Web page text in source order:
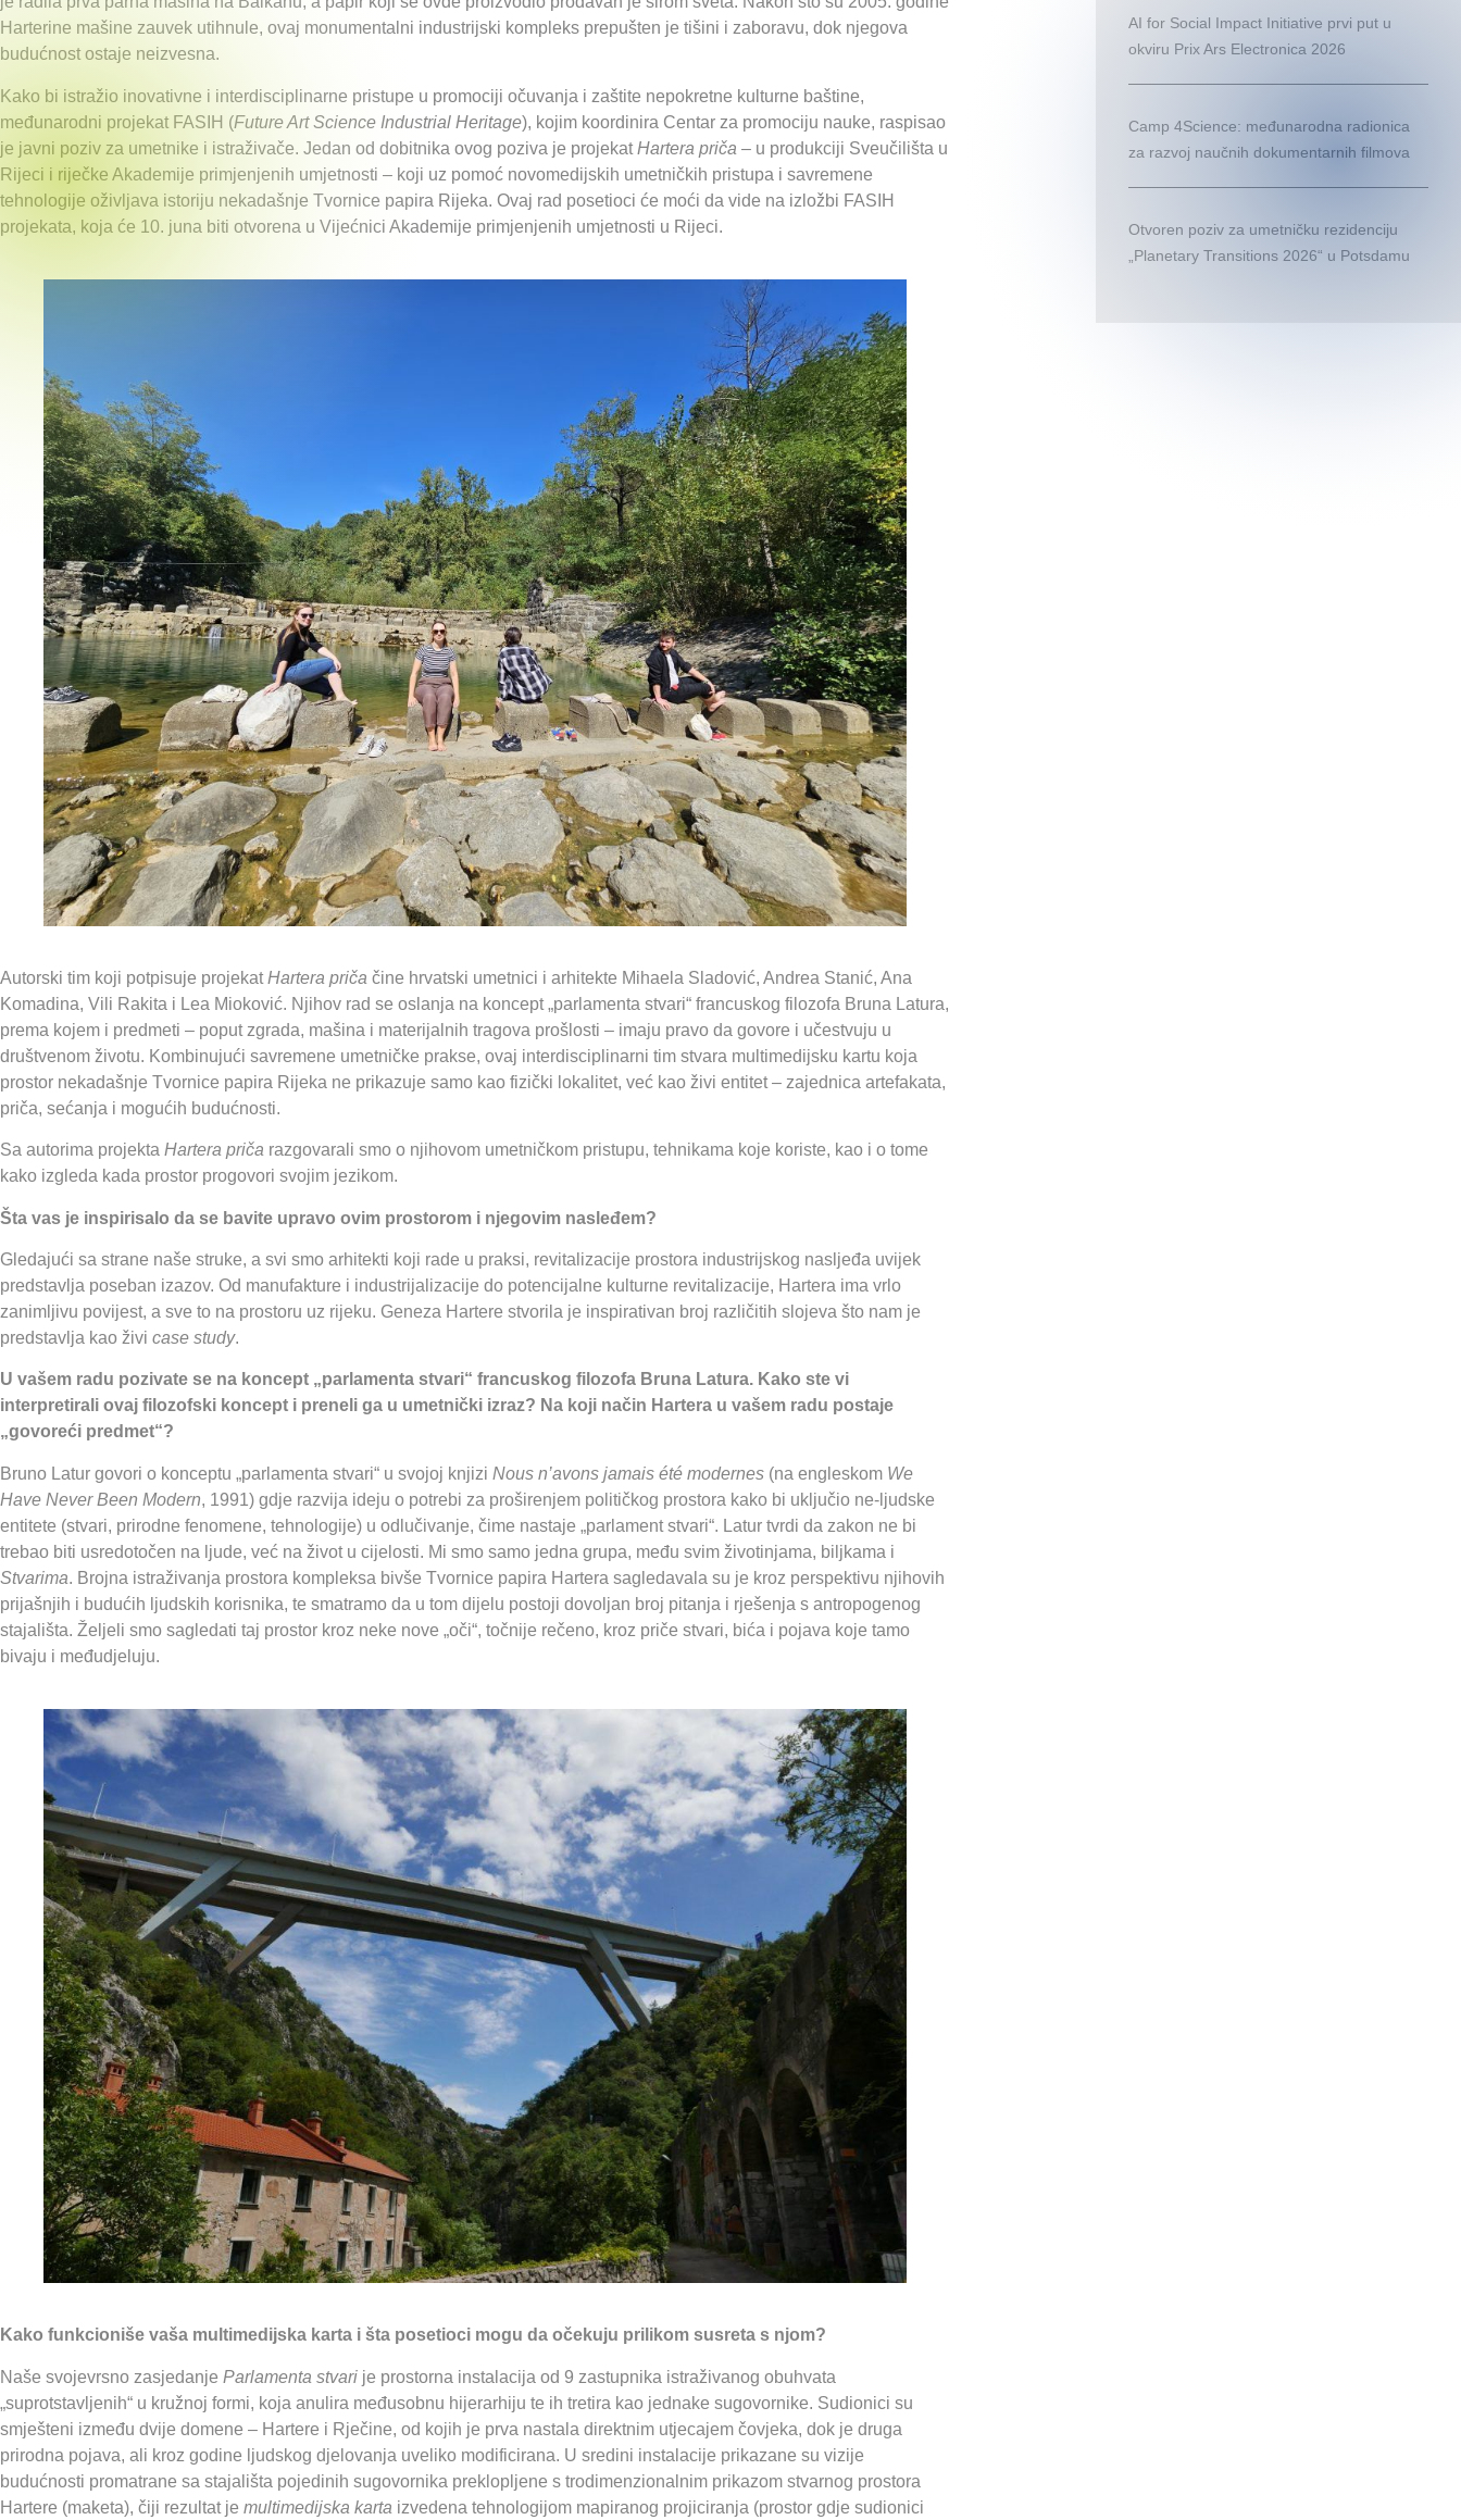
Harterine mašine zauvek utihnule, ovaj monumentalni industrijski kompleks prepušten je tišini i zaboravu, dok njegova
budućnost ostaje neizvesna.
Kako bi istražio inovativne i interdisciplinarne pristupe u promociji očuvanja i zaštite nepokretne kulturne baštine,
međunarodni projekat FASIH (Future Art Science Industrial Heritage), kojim koordinira Centar za promociju nauke, raspisao
je javni poziv za umetnike i istraživače. Jedan od dobitnika ovog poziva je projekat Hartera priča – u produkciji Sveučilišta u
Rijeci i riječke Akademije primjenjenih umjetnosti – koji uz pomoć novomedijskih umetničkih pristupa i savremene
tehnologije oživljava istoriju nekadašnje Tvornice papira Rijeka. Ovaj rad posetioci će moći da vide na izložbi FASIH
projekata, koja će 10. juna biti otvorena u Vijećnici Akademije primjenjenih umjetnosti u Rijeci.
Autorski tim koji potpisuje projekat Hartera priča čine hrvatski umetnici i arhitekte Mihaela Sladović, Andrea Stanić, Ana
Komadina, Vili Rakita i Lea Mioković. Njihov rad se oslanja na koncept „parlamenta stvari“ francuskog filozofa Bruna Latura,
prema kojem i predmeti – poput zgrada, mašina i materijalnih tragova prošlosti – imaju pravo da govore i učestvuju u
društvenom životu. Kombinujući savremene umetničke prakse, ovaj interdisciplinarni tim stvara multimedijsku kartu koja
prostor nekadašnje Tvornice papira Rijeka ne prikazuje samo kao fizički lokalitet, već kao živi entitet – zajednica artefakata,
priča, sećanja i mogućih budućnosti.
Sa autorima projekta Hartera priča razgovarali smo o njihovom umetničkom pristupu, tehnikama koje koriste, kao i o tome
kako izgleda kada prostor progovori svojim jezikom.
Šta vas je inspirisalo da se bavite upravo ovim prostorom i njegovim nasleđem?
Gledajući sa strane naše struke, a svi smo arhitekti koji rade u praksi, revitalizacije prostora industrijskog nasljeđa uvijek
predstavlja poseban izazov. Od manufakture i industrijalizacije do potencijalne kulturne revitalizacije, Hartera ima vrlo
zanimljivu povijest, a sve to na prostoru uz rijeku. Geneza Hartere stvorila je inspirativan broj različitih slojeva što nam je
predstavlja kao živi case study.
U vašem radu pozivate se na koncept „parlamenta stvari“ francuskog filozofa Bruna Latura. Kako ste vi
interpretirali ovaj filozofski koncept i preneli ga u umetnički izraz? Na koji način Hartera u vašem radu postaje
„govoreći predmet“?
Bruno Latur govori o konceptu „parlamenta stvari“ u svojoj knjizi Nous n’avons jamais été modernes (na engleskom We
Have Never Been Modern, 1991) gdje razvija ideju o potrebi za proširenjem političkog prostora kako bi uključio ne-ljudske
entitete (stvari, prirodne fenomene, tehnologije) u odlučivanje, čime nastaje „parlament stvari“. Latur tvrdi da zakon ne bi
trebao biti usredotočen na ljude, već na život u cijelosti. Mi smo samo jedna grupa, među svim životinjama, biljkama i
Stvarima. Brojna istraživanja prostora kompleksa bivše Tvornice papira Hartera sagledavala su je kroz perspektivu njihovih
prijašnjih i budućih ljudskih korisnika, te smatramo da u tom dijelu postoji dovoljan broj pitanja i rješenja s antropogenog
stajališta. Željeli smo sagledati taj prostor kroz neke nove „oči“, točnije rečeno, kroz priče stvari, bića i pojava koje tamo
bivaju i međudjeluju.
Kako funkcioniše vaša multimedijska karta i šta posetioci mogu da očekuju prilikom susreta s njom?
Naše svojevrsno zasjedanje Parlamenta stvari je prostorna instalacija od 9 zastupnika istraživanog obuhvata
„suprotstavljenih“ u kružnoj formi, koja anulira međusobnu hijerarhiju te ih tretira kao jednake sugovornike. Sudionici su
smješteni između dvije domene – Hartere i Rječine, od kojih je prva nastala direktnim utjecajem čovjeka, dok je druga
prirodna pojava, ali kroz godine ljudskog djelovanja uveliko modificirana. U sredini instalacije prikazane su vizije
budućnosti promatrane sa stajališta pojedinih sugovornika preklopljene s trodimenzionalnim prikazom stvarnog prostora
Hartere (maketa), čiji rezultat je multimedijska karta izvedena tehnologijom mapiranog projiciranja (prostor gdje sudionici
AI for Social Impact Initiative prvi put u
okviru Prix Ars Electronica 2026
Camp 4Science: međunarodna radionica
za razvoj naučnih dokumentarnih filmova
Otvoren poziv za umetničku rezidenciju
„Planetary Transitions 2026“ u Potsdamu